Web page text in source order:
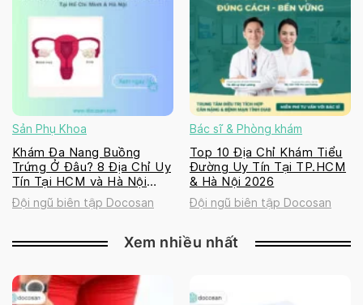
Sản Phụ Khoa
Khám Đa Nang Buồng
Trứng Ở Đâu? 8 Địa Chỉ Uy
Tín Tại HCM và Hà Nội
2026
Đội ngũ biên tập Docosan
Bác sĩ & Phòng khám
Top 10 Địa Chỉ Khám Tiểu
Đường Uy Tín Tại TP.HCM
& Hà Nội 2026
Đội ngũ biên tập Docosan
Xem nhiều nhất